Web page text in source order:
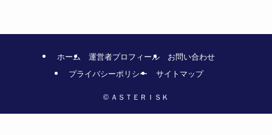
ホーム 運営者プロフィール
お問い合わせ
プライバシーポリシー
サイトマップ
© ＡＳＴＥＲＩＳＫ